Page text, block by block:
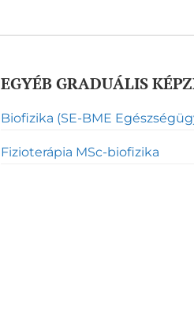
EGYÉB GRADUÁLIS
Biofizika (SE-BME
Fizioterápia MSc-biofizika